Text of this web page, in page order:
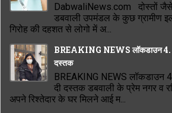
DabwaliNews.com दोस्तों
डबवाली उपमंडल के कुछ ग्रामीण
गिरोह की दहशत से लोगो में अ...
BREAKING NEWS लॉकडाउन 4. 0
दस्तक
BREAKING NEWS लॉकडाउन
दी दस्तक डबवाली के प्रेम नगर व
अपने रिश्तेदार के घर मिलने आई म...